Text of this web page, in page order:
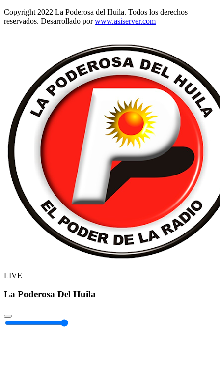
Copyright 2022 La Poderosa del Huila. Todos los derechos
reservados. Desarrollado porwww.asiserver.com
LIVE
La Poderosa Del Huila